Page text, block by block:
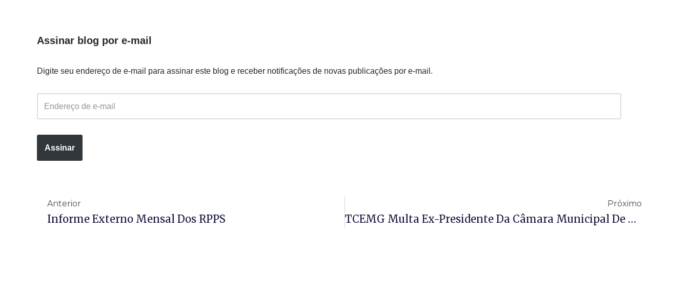
Assinar blog por e-mail
Digite seu endereço de e-mail para assinar este blog e receber notificações de novas publicações por e-mail.
Assinar
Anterior
Informe Externo Mensal Dos RPPS
Próximo
TCEMG Multa Ex-Presidente Da Câmara Municipal De Nova Ponte Por Utilizar Recursos Públicos Para Promoção Pessoal